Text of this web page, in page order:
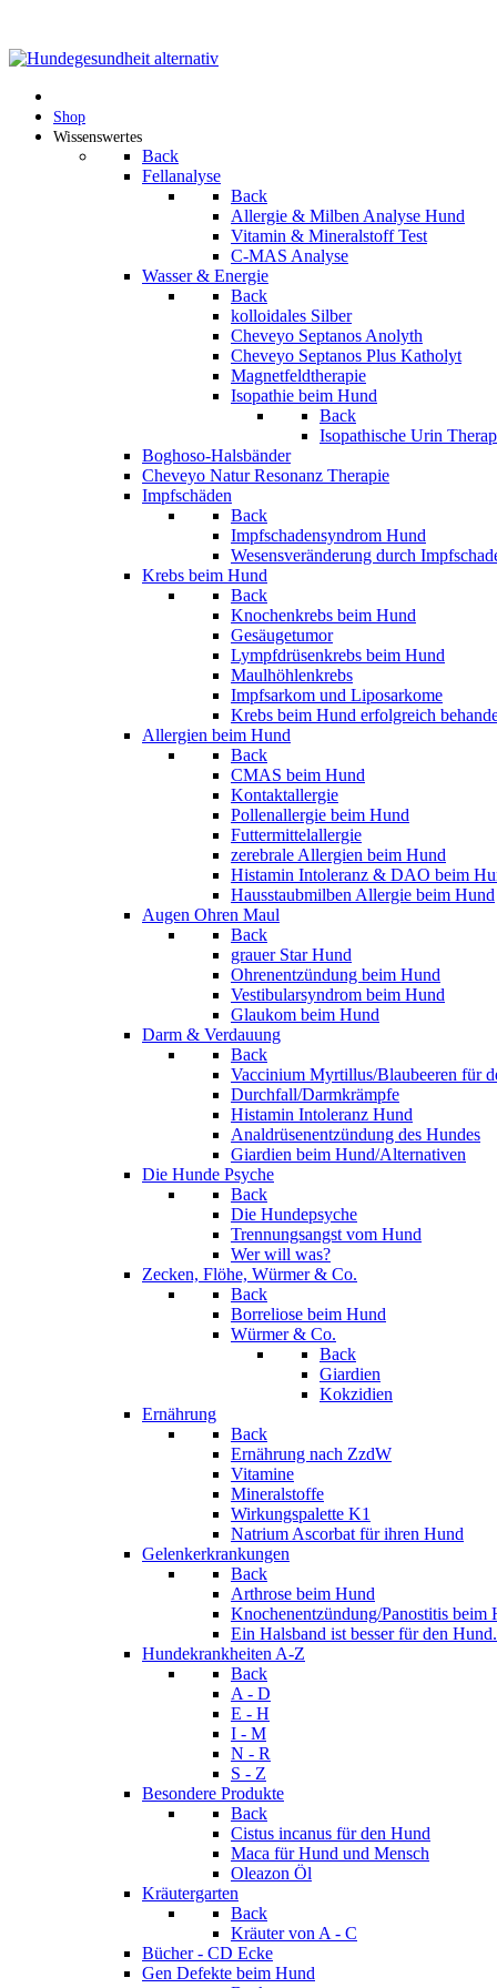
Shop
Wissenswertes
Back
Fellanalyse
Back
Allergie & Milben Analyse Hund
Vitamin & Mineralstoff Test
C-MAS Analyse
Wasser & Energie
Back
kolloidales Silber
Cheveyo Septanos Anolyth
Cheveyo Septanos Plus Katholyt
Magnetfeldtherapie
Isopathie beim Hund
Back
Isopathische Urin
Boghoso-Halsbänder
Cheveyo Natur Resonanz Therapie
Impfschäden
Back
Impfschadensyndrom Hund
Wesensveränderung durch
Krebs beim Hund
Back
Knochenkrebs beim Hund
Gesäugetumor
Lympfdrüsenkrebs beim Hund
Maulhöhlenkrebs
Impfsarkom und Liposarkome
Krebs beim Hund erfolgreich
Allergien beim Hund
Back
CMAS beim Hund
Kontaktallergie
Pollenallergie beim Hund
Futtermittelallergie
zerebrale Allergien beim Hund
Histamin Intoleranz & DAO beim
Hausstaubmilben Allergie beim Hund
Augen Ohren Maul
Back
grauer Star Hund
Ohrenentzündung beim Hund
Vestibularsyndrom beim Hund
Glaukom beim Hund
Darm & Verdauung
Back
Vaccinium Myrtillus/Blaubeeren für
Durchfall/Darmkrämpfe
Histamin Intoleranz Hund
Analdrüsenentzündung des Hundes
Giardien beim Hund/Alternativen
Die Hunde Psyche
Back
Die Hundepsyche
Trennungsangst vom Hund
Wer will was?
Zecken, Flöhe, Würmer & Co.
Back
Borreliose beim Hund
Würmer & Co.
Back
Giardien
Kokzidien
Ernährung
Back
Ernährung nach ZzdW
Vitamine
Mineralstoffe
Wirkungspalette K1
Natrium Ascorbat für ihren Hund
Gelenkerkrankungen
Back
Arthrose beim Hund
Knochenentzündung/Panostitis beim
Ein Halsband ist besser für den
Hundekrankheiten A-Z
Back
A - D
E - H
I - M
N - R
S - Z
Besondere Produkte
Back
Cistus incanus für den Hund
Maca für Hund und Mensch
Oleazon Öl
Kräutergarten
Back
Kräuter von A - C
Bücher - CD Ecke
Gen Defekte beim Hund